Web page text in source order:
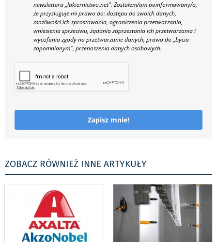
newslettera „lakiernictwo.net". Zostałem/am poinformowany/a,
że przysługuje mi prawo do: dostępu do swoich danych,
możliwości ich sprostowania, ograniczenia przetwarzania,
wniesienia sprzeciwu, żądania zaprzestania ich przetwarzania i
wycofania zgody na przetwarzanie danych, prawo do „bycia
zapomnianym", przenoszenia danych osobowych.
Zapisz mnie!
ZOBACZ RÓWNIEŻ INNE ARTYKUŁY